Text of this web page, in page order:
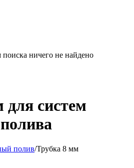
ничего не найдено
систем
полив/Трубка 8 мм